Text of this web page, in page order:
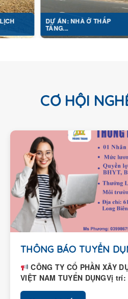
DỰ ÁN: NHÀ Ở THẤP
TẦNG... DỰ
CƠ HỘI
THÔNG BÁO TUYỂN
CÔNG TY CỔ PHẦN XÂY
VIỆT NAM TUYỂN DỤNGVị
chính – Nhân...
Xem chi tiết